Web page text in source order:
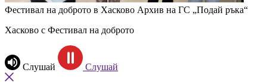
Фестивал на доброто в Хасково Архив на ГС „Подай ръка“
Хасково с Фестивал на доброто
Слушай Слушай